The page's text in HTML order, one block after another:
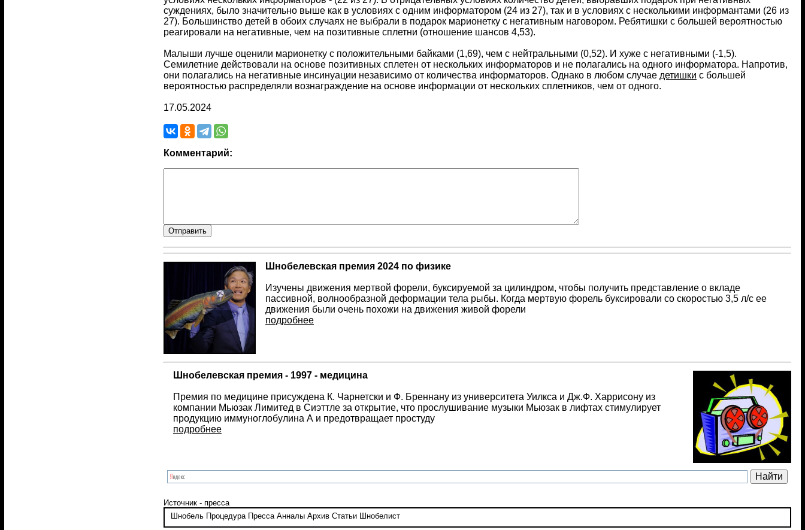
суждениях, было значительно выше как в условиях с одним информатором (24 из 27), так и в условиях с несколькими информантами (26 из
27). Большинство детей в обоих случаях не выбрали в подарок марионетку с негативным наговором. Ребятишки с большей вероятностью
реагировали на негативные, чем на позитивные сплетни (отношение шансов 4,53).
Малыши лучше оценили марионетку с положительными байками (1,69), чем с нейтральными (0,52). И хуже с негативными (-1,5).
Семилетние действовали на основе позитивных сплетен от нескольких информаторов и не полагались на одного информатора. Напротив,
они полагались на негативные инсинуации независимо от количества информаторов. Однако в любом случае детишки с большей
вероятностью распределяли вознаграждение на основе информации от нескольких сплетников, чем от одного.
17.05.2024
Комментарий:
Шнобелевская премия 2024 по физике
Изучены движения мертвой форели, буксируемой за цилиндром, чтобы получить представление о вкладе
пассивной, волнообразной деформации тела рыбы. Когда мертвую форель буксировали со скоростью 3,5 л/с ее
движения были очень похожи на движения живой форели
подробнее
Шнобелевская премия - 1997 - медицина
Премия по медицине присуждена К. Чарнетски и Ф. Бреннану из университета Уилкса и Дж.Ф. Харрисону из
компании Мьюзак Лимитед в Сиэттле за открытие, что прослушивание музыки Мьюзак в лифтах стимулирует
продукцию иммуноглобулина А и предотвращает простуду
подробнее
Источник - пресса
Шнобель Процедура Пресса Анналы Архив Статьи Шнобелист